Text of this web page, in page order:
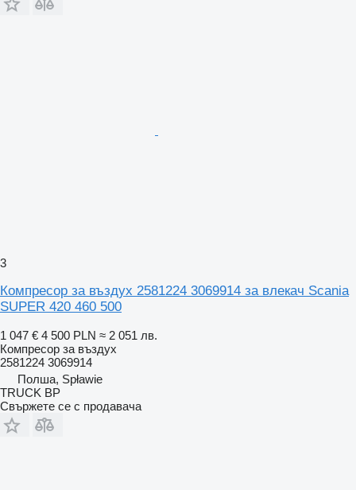
3
Компресор за въздух 2581224 3069914 за влекач Scania
SUPER 420 460 500
1 047 € 4 500 PLN ≈ 2 051 лв.
Компресор за въздух
2581224 3069914
Полша, Spławie
TRUCK BP
Свържете се с продавача